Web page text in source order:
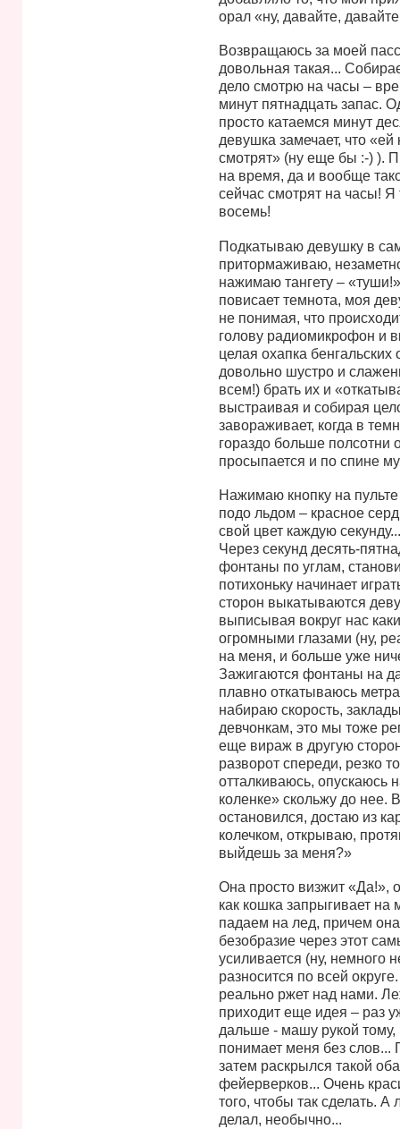
орал «ну, давайте,
Возвращаюсь за моей
довольная такая...
дело смотрю на часы –
минут пятнадцать запас.
просто катаемся минут
девушка замечает, что «ей
смотрят» (ну еще бы :-) ).
на время, да и вообще
сейчас смотрят на часы!
восемь!
Подкатываю девушку в
притормаживаю,
нажимаю тангету –
повисает темнота, моя
не понимая, что
голову радиомикрофон и
целая охапка
довольно шустро и
всем!) брать их и
выстраивая и собирая
завораживает, когда в
гораздо больше полсотни
просыпается и по спине
Нажимаю кнопку на
подо льдом – красное
свой цвет каждую
Через секунд десять-
фонтаны по углам,
потихоньку начинает
сторон выкатываются
выписывая вокруг нас
огромными глазами (ну,
на меня, и больше уже
Зажигаются фонтаны на
плавно откатываюсь
набираю скорость,
девчонкам, это мы тоже
еще вираж в другую
разворот спереди, резко
отталкиваюсь, опускаюсь
коленке» скольжу до нее.
остановился, достаю из
колечком, открываю,
выйдешь за меня?»
Она просто визжит «Да!»,
как кошка запрыгивает
падаем на лед, причем
безобразие через этот
усиливается (ну, немного
разносится по всей
реально ржет над нами.
приходит еще идея – раз
дальше - машу рукой тому,
понимает меня без слов...
затем раскрылся такой
фейерверков... Очень
того, чтобы так сделать.
делал, необычно...